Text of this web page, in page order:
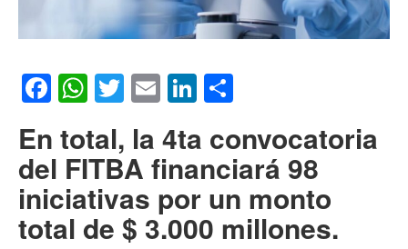
Facebook
WhatsApp
Twitter
EmailLinkedIn
En total, la 4ta convocatoria
del FITBA financiará 98
iniciativas por un monto
total de $ 3.000 millones.